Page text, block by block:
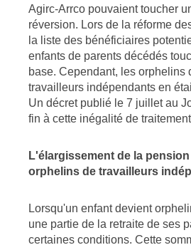
Agirc-Arrco pouvaient toucher
réversion. Lors de la réforme
la liste des bénéficiaires
enfants de parents décédés
base. Cependant, les orphelins
travailleurs indépendants en
Un décret publié le 7 juillet au
fin à cette inégalité de
L'élargissement de la
orphelins de travailleurs
Lorsqu'un enfant devient
une partie de la retraite de ses
certaines conditions. Cette